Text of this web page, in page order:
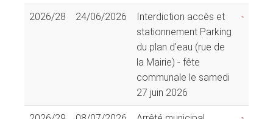
2026/28 24/06/2026
Interdiction accès et
stationnement Parking
du plan d'eau (rue de
la Mairie) - fête
communale le samedi
27 juin 2026